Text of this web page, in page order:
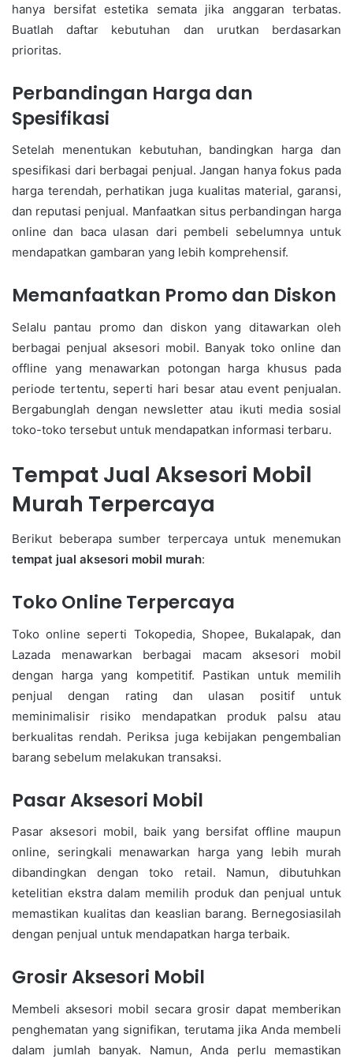
hanya bersifat estetika semata jika anggaran terbatas.
Buatlah daftar kebutuhan dan urutkan berdasarkan
prioritas.
Perbandingan Harga dan
Spesifikasi
Setelah menentukan kebutuhan, bandingkan harga dan
spesifikasi dari berbagai penjual. Jangan hanya fokus pada
harga terendah, perhatikan juga kualitas material, garansi,
dan reputasi penjual. Manfaatkan situs perbandingan harga
online dan baca ulasan dari pembeli sebelumnya untuk
mendapatkan gambaran yang lebih komprehensif.
Memanfaatkan Promo dan Diskon
Selalu pantau promo dan diskon yang ditawarkan oleh
berbagai penjual aksesori mobil. Banyak toko online dan
offline yang menawarkan potongan harga khusus pada
periode tertentu, seperti hari besar atau event penjualan.
Bergabunglah dengan newsletter atau ikuti media sosial
toko-toko tersebut untuk mendapatkan informasi terbaru.
Tempat Jual Aksesori Mobil
Murah Terpercaya
Berikut beberapa sumber terpercaya untuk menemukan
tempat jual aksesori mobil murah:
Toko Online Terpercaya
Toko online seperti Tokopedia, Shopee, Bukalapak, dan
Lazada menawarkan berbagai macam aksesori mobil
dengan harga yang kompetitif. Pastikan untuk memilih
penjual dengan rating dan ulasan positif untuk
meminimalisir risiko mendapatkan produk palsu atau
berkualitas rendah. Periksa juga kebijakan pengembalian
barang sebelum melakukan transaksi.
Pasar Aksesori Mobil
Pasar aksesori mobil, baik yang bersifat offline maupun
online, seringkali menawarkan harga yang lebih murah
dibandingkan dengan toko retail. Namun, dibutuhkan
ketelitian ekstra dalam memilih produk dan penjual untuk
memastikan kualitas dan keaslian barang. Bernegosiasilah
dengan penjual untuk mendapatkan harga terbaik.
Grosir Aksesori Mobil
Membeli aksesori mobil secara grosir dapat memberikan
penghematan yang signifikan, terutama jika Anda membeli
dalam jumlah banyak. Namun, Anda perlu memastikan